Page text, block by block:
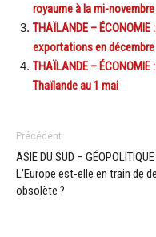
royaume à la mi-novembre
THAÏLANDE –
exportations en décembre
THAÏLANDE –
Thaïlande au 1 mai
Précédent
ASIE DU SUD – GÉOPOLITIQUE
L’Europe est-elle en train de
obsolète ?